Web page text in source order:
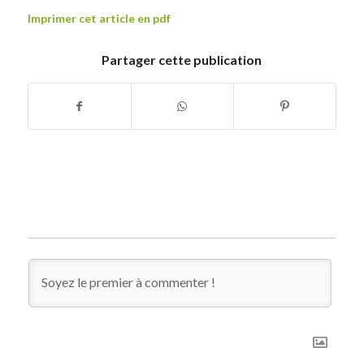
Imprimer cet article en pdf
Partager cette publication